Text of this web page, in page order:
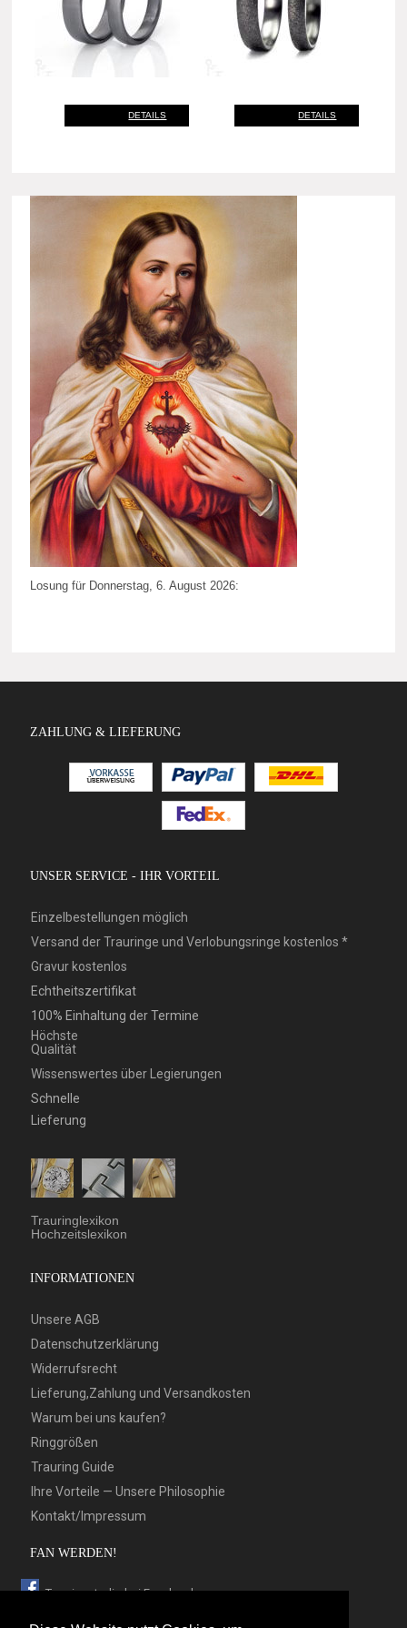
DETAILS DETAILS
Losung für Donnerstag, 6. August 2026:
ZAHLUNG & LIEFERUNG
UNSER SERVICE - IHR VORTEIL
Einzelbestellungen möglich
Versand der Trauringe und Verlobungsringe kostenlos *
Gravur kostenlos
Echtheitszertifikat
100% Einhaltung der Termine
Höchste
Qualität
Wissenswertes über Legierungen
Schnelle
Lieferung
Trauringlexikon
Hochzeitslexikon
INFORMATIONEN
Unsere AGB
Datenschutzerklärung
Widerrufsrecht
Lieferung,Zahlung und Versandkosten
Warum bei uns kaufen?
Ringgrößen
Trauring Guide
Ihre Vorteile — Unsere Philosophie
Kontakt/Impressum
FAN WERDEN!
Trauringstudio bei Facebook